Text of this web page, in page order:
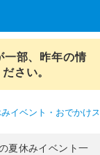
一部、昨年の情
さい。
イベント・おでかけ
夏休みイベント一